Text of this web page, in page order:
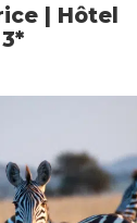
de Hanoï
| Hôtel